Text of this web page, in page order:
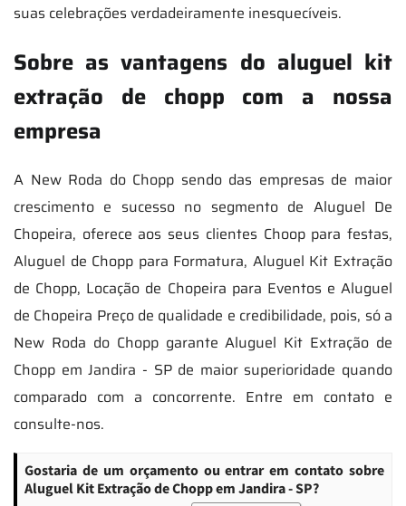
suas celebrações verdadeiramente inesquecíveis.
Sobre as vantagens do aluguel kit
extração de chopp com a nossa
empresa
A New Roda do Chopp sendo das empresas de maior
crescimento e sucesso no segmento de Aluguel De
Chopeira, oferece aos seus clientes Choop para festas,
Aluguel de Chopp para Formatura, Aluguel Kit Extração
de Chopp, Locação de Chopeira para Eventos e Aluguel
de Chopeira Preço de qualidade e credibilidade, pois, só a
New Roda do Chopp garante Aluguel Kit Extração de
Chopp em Jandira - SP de maior superioridade quando
comparado com a concorrente. Entre em contato e
consulte-nos.
Gostaria de um orçamento ou entrar em contato sobre
Aluguel Kit Extração de Chopp em Jandira - SP?